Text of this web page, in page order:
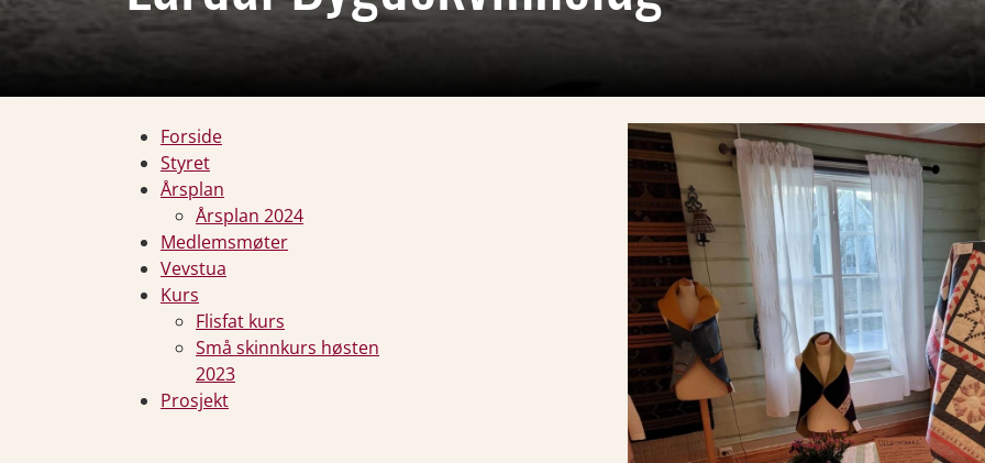
Forside
Styret
Årsplan
Årsplan 2024
Medlemsmøter
Vevstua
Kurs
Flisfat kurs
Små skinnkurs høsten
2023
Prosjekt